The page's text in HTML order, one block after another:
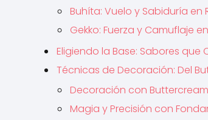
Buhíta: Vuelo y Sabiduría en
Gekko: Fuerza y Camuflaje
Eligiendo la Base: Sabores que
Técnicas de Decoración: Del
Decoración con Buttercream
Magia y Precisión con